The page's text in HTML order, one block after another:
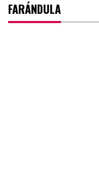
FARÁNDULA